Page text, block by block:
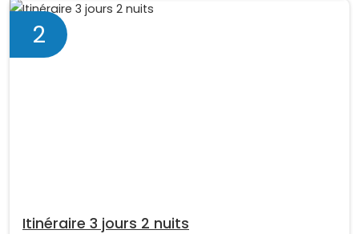
2
Itinéraire 3 jours 2 nuits